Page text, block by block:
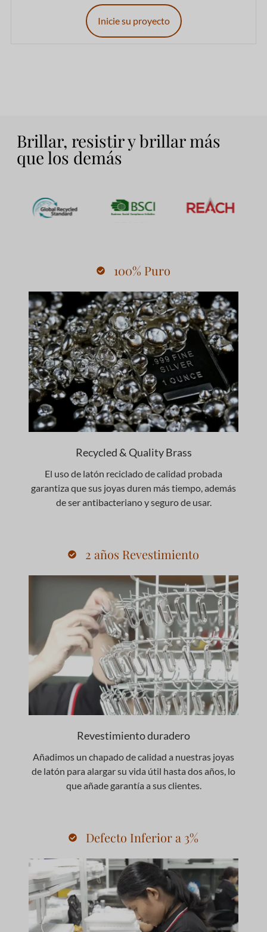
Inicie su proyecto
Brillar, resistir y brillar más
que los demás
100% Puro
Recycled & Quality Brass
El uso de latón reciclado de calidad probada
garantiza que sus joyas duren más tiempo, además
de ser antibacteriano y seguro de usar.
2 años Revestimiento
Revestimiento duradero
Añadimos un chapado de calidad a nuestras joyas
de latón para alargar su vida útil hasta dos años, lo
que añade garantía a sus clientes.
Defecto Inferior a 3%